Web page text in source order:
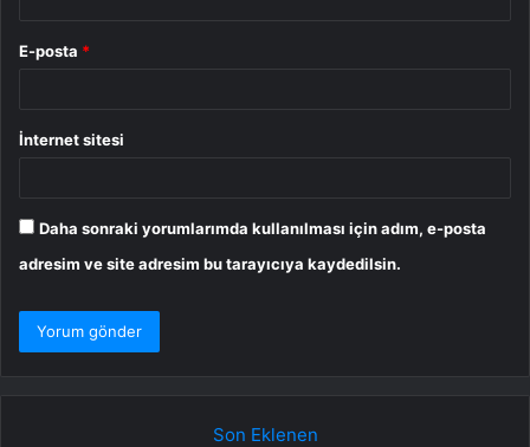
E-posta *
İnternet sitesi
Daha sonraki yorumlarımda kullanılması için adım, e-posta
adresim ve site adresim bu tarayıcıya kaydedilsin.
Son Eklenen